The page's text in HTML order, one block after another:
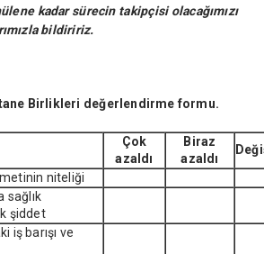
kadar sürecin takipçisi olacağımızı
bildiririz.
Birlikleri değerlendirme formu.
Çok
azaldı
Biraz
azaldı
niteliği
sağlık
şiddet
iş barışı ve